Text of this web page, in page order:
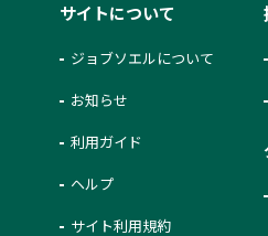
サイトについて
ジョブソエルについて
お知らせ
利用ガイド
ヘルプ
サイト利用規約